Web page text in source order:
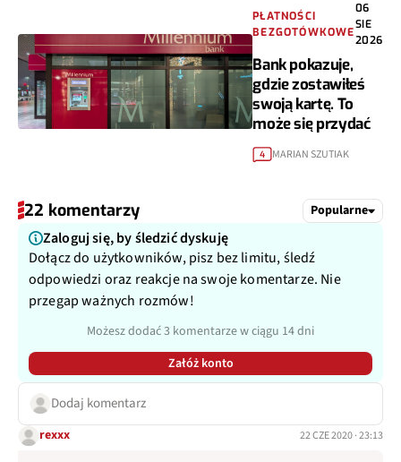
PŁATNOŚCI
BEZGOTÓWKOWE
06
SIE
2026
Bank pokazuje,
gdzie zostawiłeś
swoją kartę. To
może się przydać
4 MARIAN SZUTIAK
22 komentarzy Popularne
Zaloguj się, by śledzić dyskuję
Dołącz do użytkowników, pisz bez limitu, śledź
odpowiedzi oraz reakcje na swoje komentarze. Nie
przegap ważnych rozmów!
Możesz dodać 3 komentarze w ciągu 14 dni
Załóż konto
Dodaj komentarz
rexxx 22 CZE 2020 · 23:13